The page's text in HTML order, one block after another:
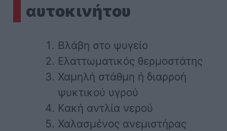
αυτοκινήτου
Βλάβη στο ψυγείο
Ελαττωματικός θερμοστάτης
Χαμηλή στάθμη ή διαρροή
ψυκτικού υγρού
Κακή αντλία νερού
Χαλασμένος ανεμιστήρας